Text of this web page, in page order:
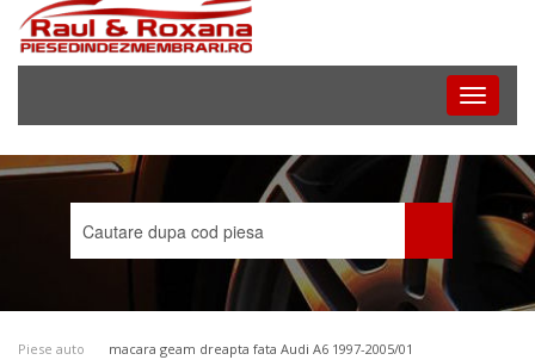
Toggle
Piese auto macara geam dreapta fata Audi A6 1997-2005/01